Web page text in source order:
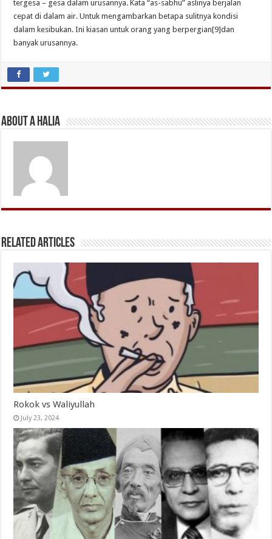
tergesa – gesa dalam urusannya. Kata “as-sabhu” aslinya berjalan
cepat di dalam air. Untuk mengambarkan betapa sulitnya kondisi
dalam kesibukan. Ini kiasan untuk orang yang berpergian[9]dan
banyak urusannya.
About A Halia
Related Articles
Rokok vs Waliyullah
July 23, 2024